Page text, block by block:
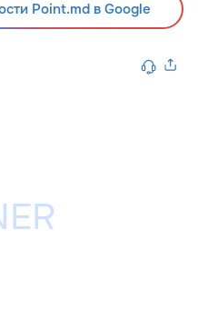
Point.md в Google